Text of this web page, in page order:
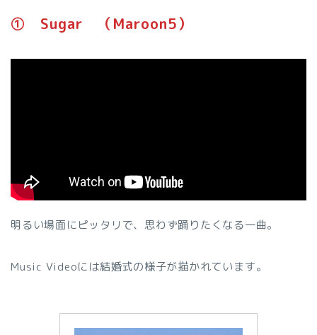
➀ Sugar （Maroon5）
明るい場面にピッタリで、思わず踊りたくなる一曲。
Music Videoには結婚式の様子が描かれています。